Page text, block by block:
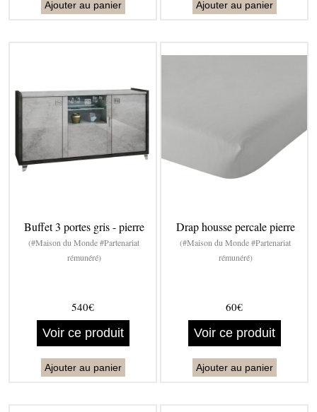
Ajouter au panier Ajouter au panier
Buffet 3 portes gris - pierre
(#Maison du Monde #Partenariat
rémunéré)
540€
Voir ce produit
Ajouter au panier
Drap housse percale pierre
(#Maison du Monde #Partenariat
rémunéré)
60€
Voir ce produit
Ajouter au panier